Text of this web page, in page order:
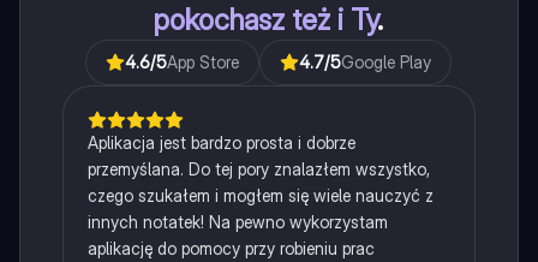
pokochasz też i Ty.
4.6/5App Store 4.7/5Google Play
Aplikacja jest bardzo prosta i dobrze
przemyślana. Do tej pory znalazłem wszystko,
czego szukałem i mogłem się wiele nauczyć z
innych notatek! Na pewno wykorzystam
aplikację do pomocy przy robieniu prac